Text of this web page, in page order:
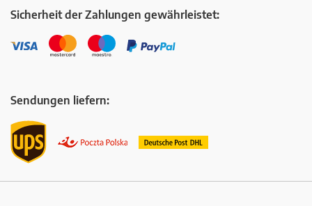
Sicherheit der Zahlungen gewährleistet:
Sendungen liefern: